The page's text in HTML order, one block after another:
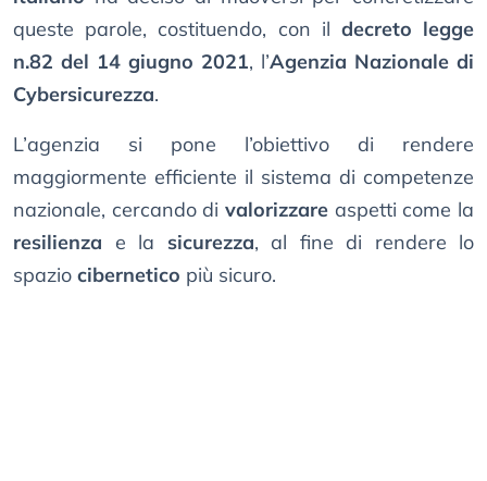
queste parole, costituendo, con il decreto legge
n.82 del 14 giugno 2021, l’Agenzia Nazionale di
Cybersicurezza.
L’agenzia si pone l’obiettivo di rendere
maggiormente efficiente il sistema di competenze
nazionale, cercando di valorizzare aspetti come la
resilienza e la sicurezza, al fine di rendere lo
spazio cibernetico più sicuro.